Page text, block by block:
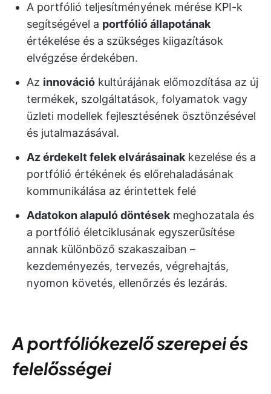
A portfólió teljesítményének mérése KPI-k
segítségével a portfólió állapotának
értékelése és a szükséges kiigazítások
elvégzése érdekében.
Az innováció kultúrájának előmozdítása az új
termékek, szolgáltatások, folyamatok vagy
üzleti modellek fejlesztésének ösztönzésével
és jutalmazásával.
Az érdekelt felek elvárásainakkezelése és a
portfólió értékének és előrehaladásának
kommunikálása az érintettek felé
Adatokon alapuló döntésekmeghozatala és
a portfólió életciklusának egyszerűsítése
annak különböző szakaszaiban –
kezdeményezés, tervezés, végrehajtás,
nyomon követés, ellenőrzés és lezárás.
A portfóliókezelő szerepei és
felelősségei